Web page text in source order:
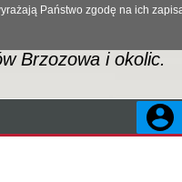
Państwo zgodę na ich
Brzozowa i okolic.